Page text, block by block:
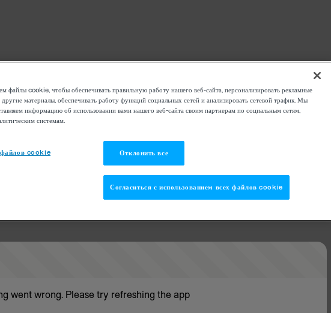
went wrong. Please try refreshing the app
файлы cookie, чтобы обеспечивать правильную работу нашего веб-сайта, персонализировать рекламные
другие материалы, обеспечивать работу функций социальных сетей и анализировать сетевой трафик. Мы
информацию об использовании вами нашего веб-сайта своим партнерам по социальным сетям,
системам.
cookie Отклонить все
Согласиться с использованием всех файлов cookie